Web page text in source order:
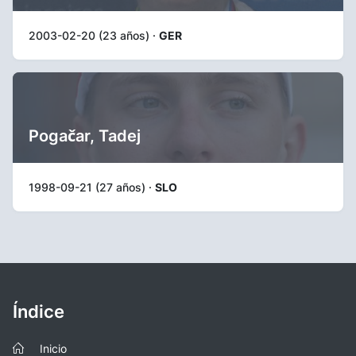
2003-02-20 (23 años) · GER
Pogačar, Tadej
1998-09-21 (27 años) · SLO
Índice
Inicio